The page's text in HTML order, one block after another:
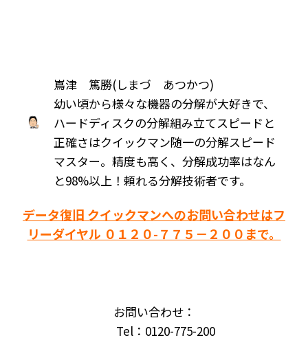
嶌津 篤勝(しまづ あつかつ)
幼い頃から様々な機器の分解が大好きで、
ハードディスクの分解組み立てスピードと
正確さはクイックマン随一の分解スピード
マスター。精度も高く、分解成功率はなん
と98%以上！頼れる分解技術者です。
データ復旧 クイックマンへのお問い合わせはフ
リーダイヤル ０１２０-７７５－２００まで。
お問い合わせ：
Tel：0120-775-200